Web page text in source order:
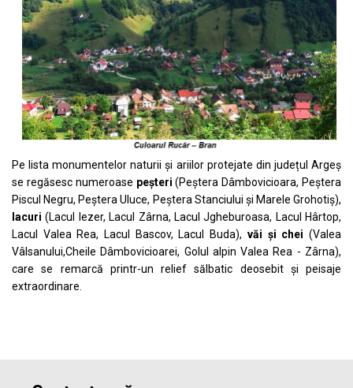
Pe lista monumentelor naturii și ariilor protejate din județul Argeș
se regăsesc numeroase peșteri (Peștera Dâmbovicioara, Peștera
Piscul Negru, Peștera Uluce, Peștera Stanciului și Marele Grohotiș),
lacuri (Lacul Iezer, Lacul Zârna, Lacul Jgheburoasa, Lacul Hârtop,
Lacul Valea Rea, Lacul Bascov, Lacul Buda), văi și chei (Valea
Vâlsanului,Cheile Dâmbovicioarei, Golul alpin Valea Rea - Zârna),
care se remarcă printr-un relief sălbatic deosebit și peisaje
extraordinare.